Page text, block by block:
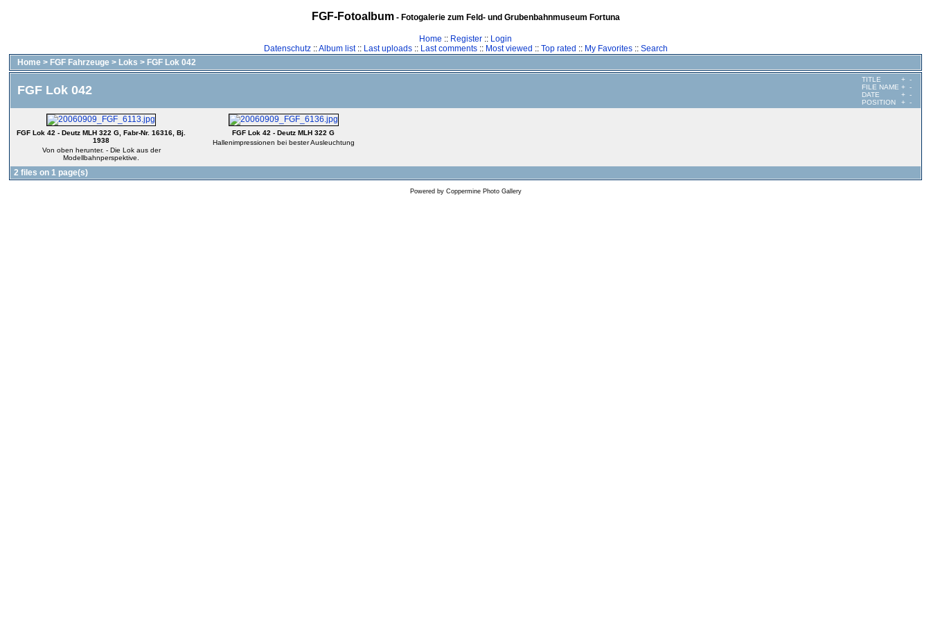
FGF-Fotoalbum- Fotogalerie zum Feld- und Grubenbahnmuseum Fortuna
Home :: Register :: Login
Datenschutz::Album list:: Last uploads:: Last comments:: Most viewed :: Top rated :: My Favorites:: Search
Home > FGF Fahrzeuge > Loks > FGF Lok 042
FGF Lok 042
TITLE + -
FILE NAME + -
DATE
+ -
POSITION
+ -
FGF Lok 42 - Deutz MLH 322 G, Fabr-Nr. 16316, Bj.
1938
Von oben herunter. - Die Lok aus der
Modellbahnperspektive.
FGF Lok 42 - Deutz MLH 322 G
Hallenimpressionen bei bester Ausleuchtung
2 files on 1 page(s)
Powered by Coppermine Photo Gallery